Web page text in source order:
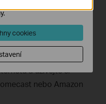
a užívejte si
nebo Amazon
cookies